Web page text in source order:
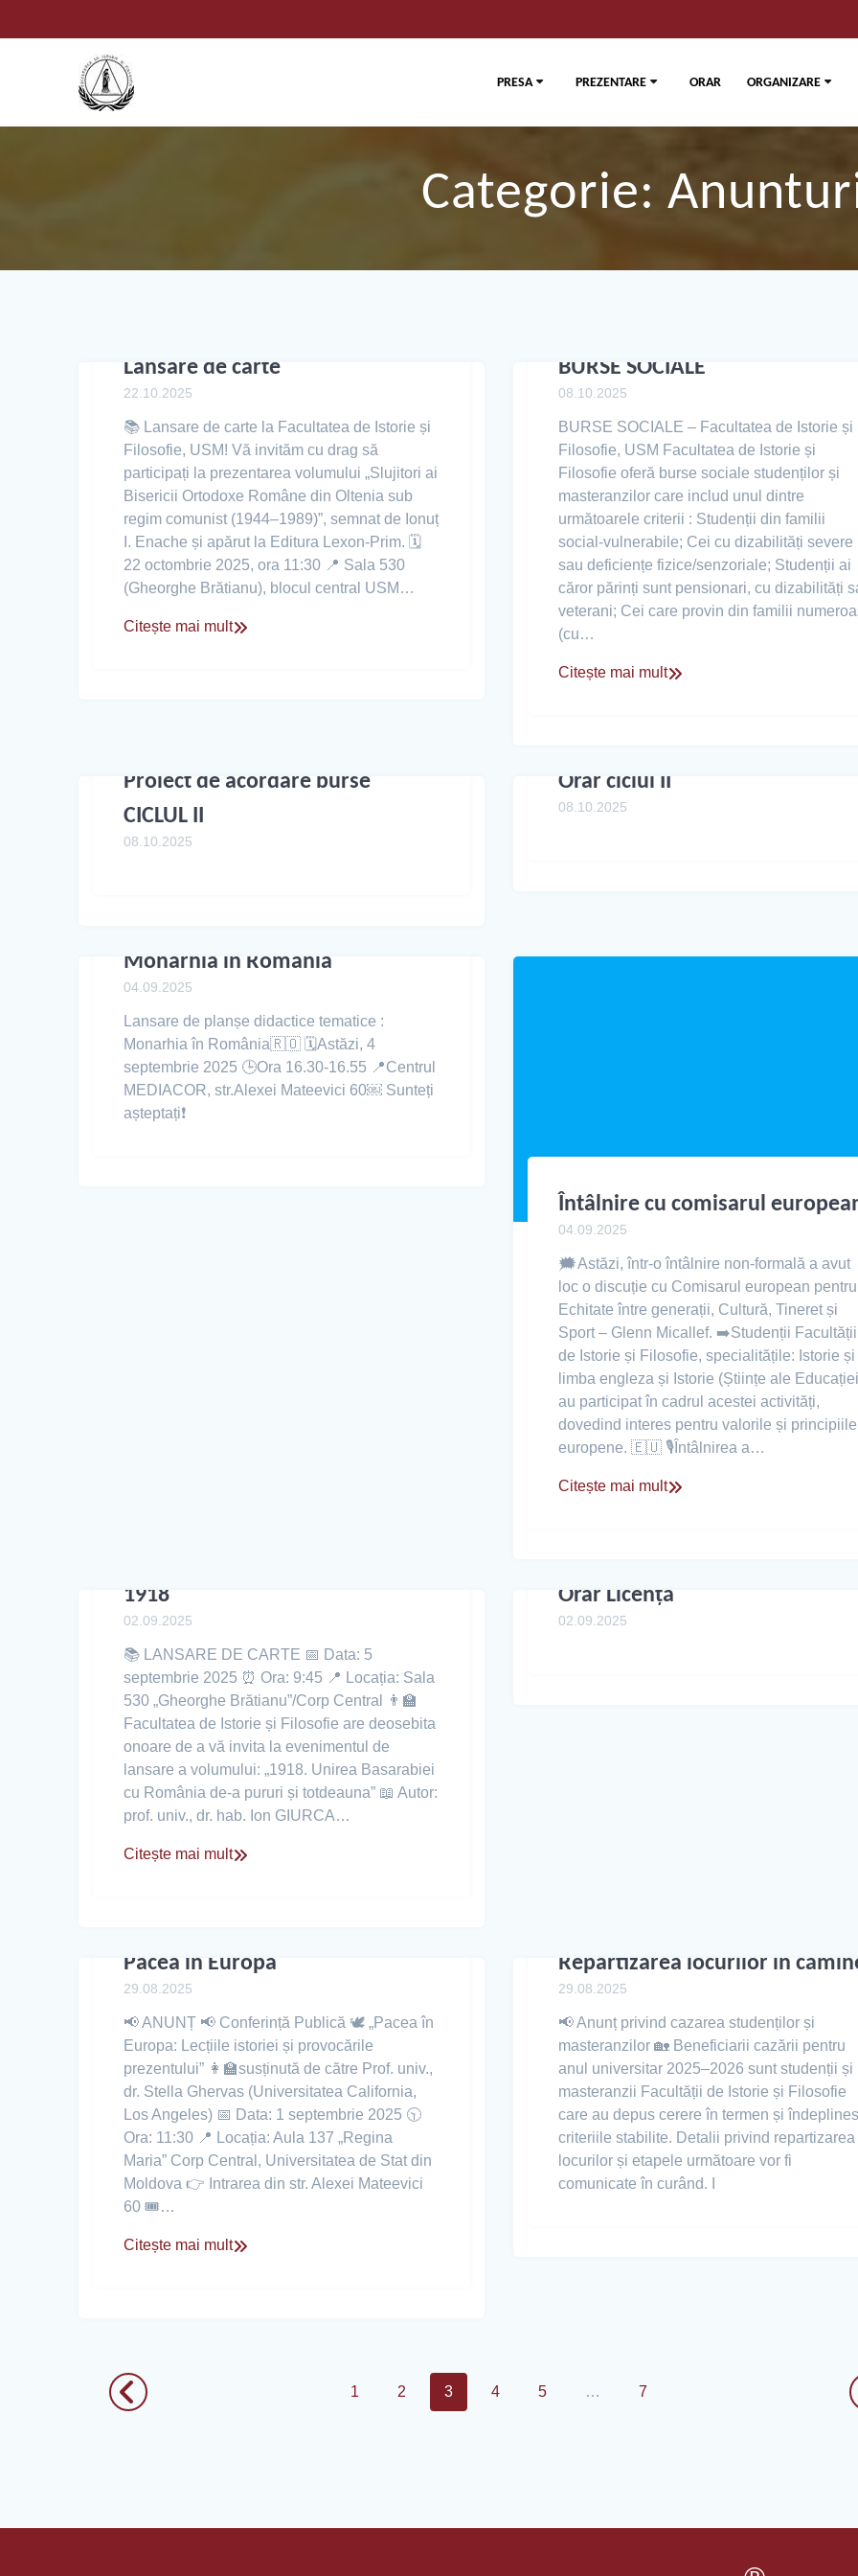
PRESA PREZENTARE ORAR ORGANIZARE
Categorie:
Lansare de carte
22.10.2025
📚 Lansare de carte la Facultatea de Istorie și
Filosofie, USM! Vă invităm cu drag să
participați la prezentarea volumului „Slujitori ai
Bisericii Ortodoxe Române din Oltenia sub
regim comunist (1944–1989)”, semnat de Ionuț
I. Enache și apărut la Editura Lexon-Prim. 🗓
22 octombrie 2025, ora 11:30 📍 Sala 530
(Gheorghe Brătianu), blocul central USM…
Citește mai mult
BURSE SOCIALE
08.10.2025
BURSE SOCIALE – Facultatea de Istorie și
Filosofie, USM Facultatea de Istorie și
Filosofie oferă burse sociale studenților și
masteranzilor care includ unul dintre
următoarele criterii : Studenții din familii
social-vulnerabile; Cei cu dizabilități severe
sau deficiențe fizice/senzoriale; Studenții ai
căror părinți sunt pensionari, cu dizabilități
veterani; Cei care provin din familii
(cu…
Citește mai mult
Proiect de acordare burse
CICLUL II
08.10.2025
Orar ciclul II
08.10.2025
Monarhia în România
04.09.2025
Lansare de planșe didactice tematice :
Monarhia în România🇷🇴 🗓️Astăzi, 4
septembrie 2025 🕒Ora 16.30-16.55 📍Centrul
MEDIACOR, str.Alexei Mateevici 60￼ Sunteți
așteptați❗️
Întâlnire cu comisarul
04.09.2025
🗯️Astăzi, într-o întâlnire non-formală a avut
loc o discuție cu Comisarul european pentru
Echitate între generații, Cultură, Tineret și
Sport – Glenn Micallef. ➡️Studenții Facultății
de Istorie și Filosofie, specialitățile: Istorie și
limba engleza și Istorie (Științe ale
au participat în cadrul acestei activități,
dovedind interes pentru valorile și principiile
europene. 🇪🇺 🎙️Întâlnirea a…
Citește mai mult
1918
02.09.2025
📚 LANSARE DE CARTE 📅 Data: 5
septembrie 2025 ⏰ Ora: 9:45 📍 Locația: Sala
530 „Gheorghe Brătianu”/Corp Central 👨‍🏫
Facultatea de Istorie și Filosofie are deosebita
onoare de a vă invita la evenimentul de
lansare a volumului: „1918. Unirea Basarabiei
cu România de-a pururi și totdeauna” 📖 Autor:
prof. univ., dr. hab. Ion GIURCA…
Citește mai mult
Orar Licență
02.09.2025
Pacea în Europa
29.08.2025
📢 ANUNȚ 📢 Conferință Publică 🕊️ „Pacea în
Europa: Lecțiile istoriei și provocările
prezentului” 👩‍🏫susținută de către Prof. univ.,
dr. Stella Ghervas (Universitatea California,
Los Angeles) 📅 Data: 1 septembrie 2025 🕥
Ora: 11:30 📍 Locația: Aula 137 „Regina
Maria” Corp Central, Universitatea de Stat din
Moldova 👉 Intrarea din str. Alexei Mateevici
60 🎟️…
Citește mai mult
Repartizarea locurilor în
29.08.2025
📢 Anunț privind cazarea studenților și
masteranzilor 🏡 Beneficiarii cazării pentru
anul universitar 2025–2026 sunt studenții și
masteranzii Facultății de Istorie și Filosofie
care au depus cerere în termen și
criteriile stabilite. Detalii privind repartizarea
locurilor și etapele următoare vor fi
comunicate în curând. I
1 2 3 4 5 … 7